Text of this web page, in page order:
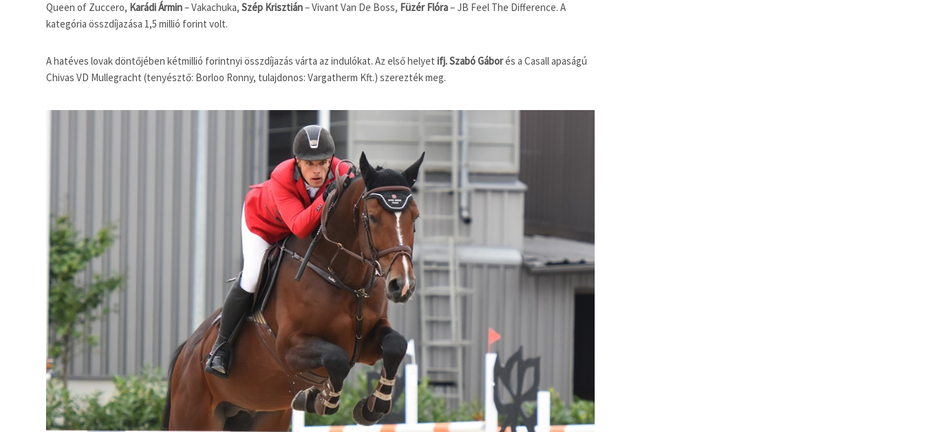
Queen of Zuccero, Karádi Ármin– Vakachuka, Szép Krisztián– Vivant Van De Boss, Füzér Flóra– JB Feel The Difference. A
kategória összdíjazása 1,5 millió forint volt.
A hatéves lovak döntőjében kétmillió forintnyi összdíjazás várta az indulókat. Az első helyet ifj. Szabó Gáborés a Casall apaságú
Chivas VD Mullegracht (tenyésztő: Borloo Ronny, tulajdonos: Vargatherm Kft.) szerezték meg.